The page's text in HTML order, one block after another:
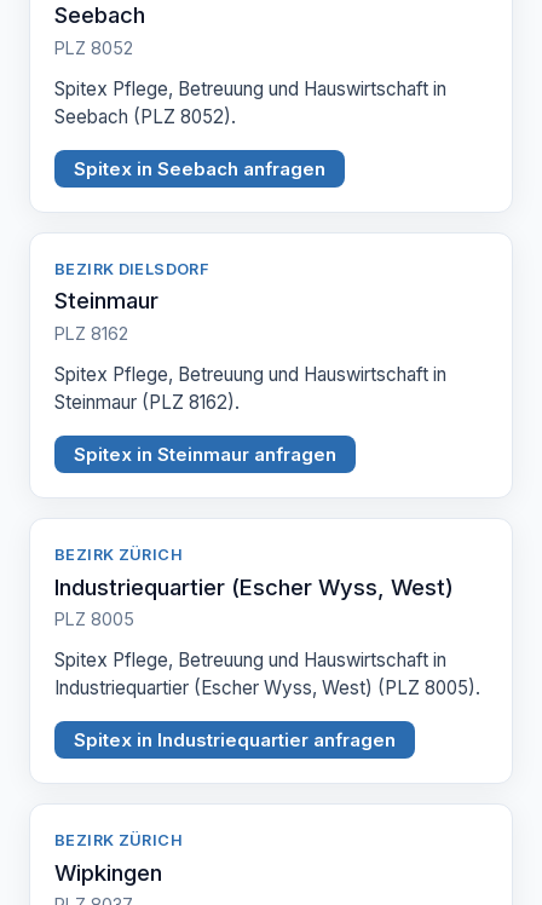
Seebach
PLZ 8052
Spitex Pflege, Betreuung und Hauswirtschaft in
Seebach (PLZ 8052).
Spitex in Seebach anfragen
BEZIRK DIELSDORF
Steinmaur
PLZ 8162
Spitex Pflege, Betreuung und Hauswirtschaft in
Steinmaur (PLZ 8162).
Spitex in Steinmaur anfragen
BEZIRK ZÜRICH
Industriequartier (Escher Wyss, West)
PLZ 8005
Spitex Pflege, Betreuung und Hauswirtschaft in
Industriequartier (Escher Wyss, West) (PLZ 8005).
Spitex in Industriequartier anfragen
BEZIRK ZÜRICH
Wipkingen